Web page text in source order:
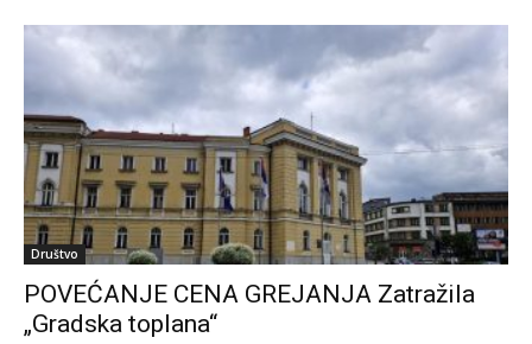
Društvo
POVEĆANJE CENA GREJANJA Zatražila
„Gradska toplana“